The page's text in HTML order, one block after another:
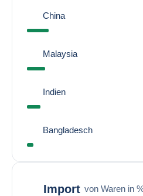
China
Malaysia
Indien
Bangladesch
Import von Waren in